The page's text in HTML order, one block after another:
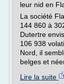
leur nid en
La société
144 860 à
Dutertre
106 938
Nord, il
belges et
Lire la suite